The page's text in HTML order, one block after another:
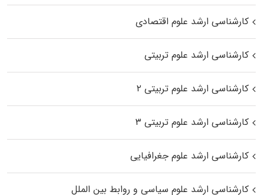
کارشناسی ارشد علوم اقتصادی
کارشناسی ارشد علوم تربیتی
کارشناسی ارشد علوم تربیتی ۲
کارشناسی ارشد علوم تربیتی ۳
کارشناسی ارشد علوم جغرافیایی
کارشناسی ارشد علوم سیاسی و روابط بین الملل